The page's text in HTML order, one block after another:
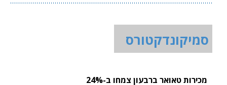
סמיקונדקטורס
מכירות טאואר ברבעון צמחו ב-24%